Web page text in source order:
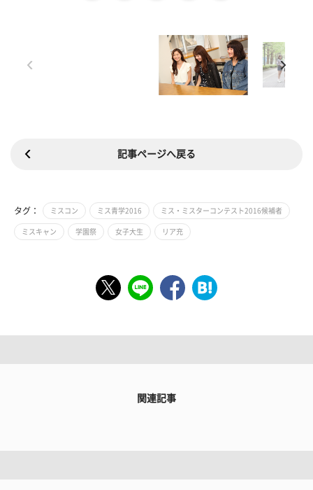
記事ページへ戻る
タグ： ミスコン ミス青学2016 ミス・ミスターコンテスト2016候補者
ミスキャン 学園祭 女子大生 リア充
関連記事